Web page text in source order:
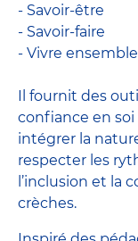
- Savoir-être
- Savoir-faire
- Vivre ensemble
Il fournit des
confiance en
intégrer la
respecter les
l’inclusion et la
crèches.